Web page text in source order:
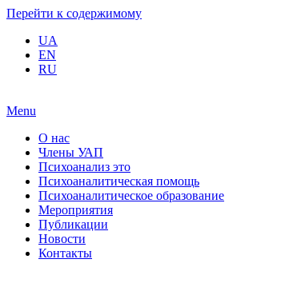
Перейти к содержимому
UA
EN
RU
Menu
О нас
Члены УАП
Психоанализ это
Психоаналитическая помощь
Психоаналитическое образование
Мероприятия
Публикации
Новости
Контакты